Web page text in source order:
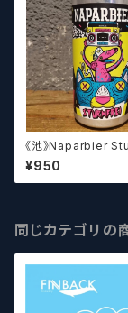
《池》Naparbier
ュトゥルムフライ
¥950
同じカテゴリの